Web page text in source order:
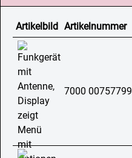
Artikelbild Artikelnummer
7000 00757799